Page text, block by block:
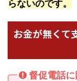
らないのです。
お金が無くて
督促電話